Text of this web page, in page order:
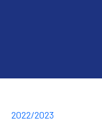
2022/2023